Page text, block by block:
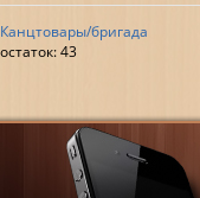
Канцтовары/бригада
остаток:43